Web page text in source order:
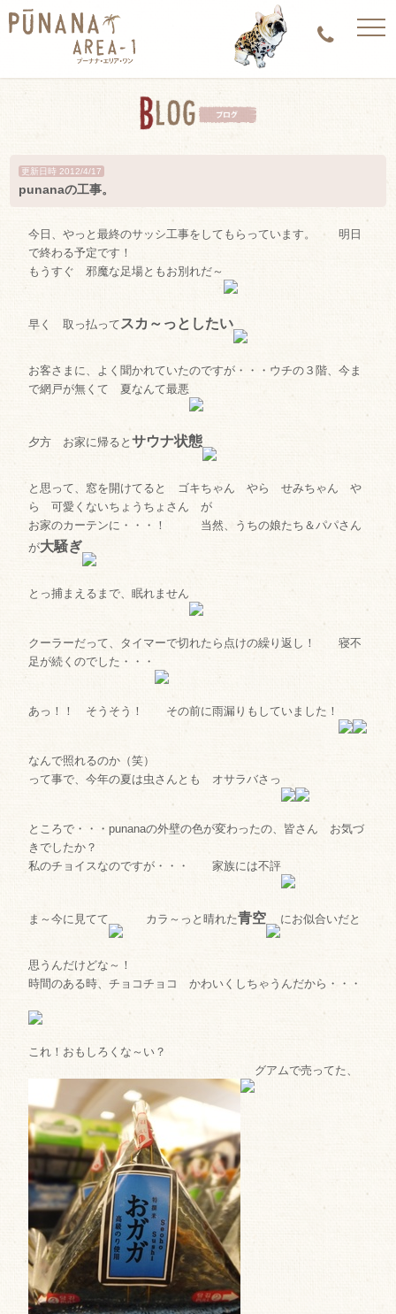
更新日時 2012/4/17
punanaの工事。
今日、やっと最終のサッシ工事をしてもらっています。 明日
で終わる予定です！
もうすぐ 邪魔な足場ともお別れだ～
早く 取っ払って スカ～っとしたい
お客さまに、よく聞かれていたのですが・・・ウチの３階、今ま
で網戸が無くて 夏なんて最悪
夕方 お家に帰るとサウナ状態
と思って、窓を開けてると ゴキちゃん やら せみちゃん や
ら 可愛くないちょうちょさん が
お家のカーテンに・・・！ 当然、うちの娘たち＆パパさん
が大騒ぎ
とっ捕まえるまで、眠れません
クーラーだって、タイマーで切れたら点けの繰り返し！ 寝不
足が続くのでした・・・
あっ！！ そうそう！ その前に雨漏りもしていました！
なんで照れるのか（笑）
って事で、今年の夏は虫さんとも オサラバさっ
ところで・・・punanaの外壁の色が変わったの、皆さん お気づ
きでしたか？
私のチョイスなのですが・・・ 家族には不評
ま～今に見てて カラ～っと晴れた青空 にお似合いだと
思うんだけどな～！
時間のある時、チョコチョコ かわいくしちゃうんだから・・・
これ！おもしろくな～い？
グアムで売ってた、